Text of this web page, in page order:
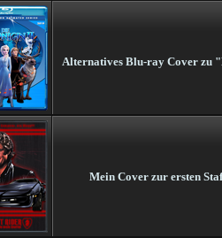
Alternatives Blu-ray Cover zu
Mein Cover zur ersten